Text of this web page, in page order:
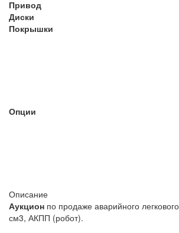
Привод
Диски
Покрышки
Опции
Описание
Аукцион по продаже аварийного
см3, АКПП (робот).